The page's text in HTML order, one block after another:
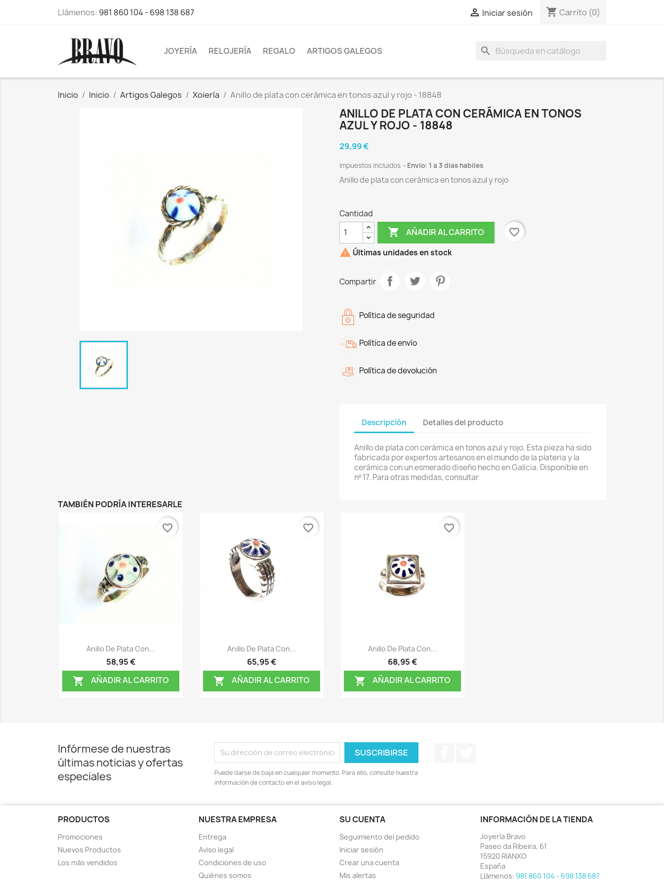
Llámenos: 981 860 104 - 698 138 687  Iniciar sesión shopping_cart Carrito (0)
JOYERÍA RELOJERÍA REGALO ARTIGOS GALEGOS search
Inicio Inicio Artigos Galegos Xoiería Anillo de plata con cerámica en tonos azul y rojo - 18848
ANILLO DE PLATA CON CERÁMICA EN TONOS
AZUL Y ROJO - 18848
29,99 €
Impuestos incluidos Envio: 1 a 3 dias habiles
Anillo de plata con cerámica en tonos azul y rojo
Cantidad
 AÑADIR AL CARRITO
favorite_border
 Últimas unidades en stock
Compartir
Política de seguridad
Política de envío
Política de devolución
Descripción Detalles del producto
Anillo de plata con cerámica en tonos azul y rojo. Esta pieza ha sido
fabricada por expertos artesanos en el mundo de la plateria y la
cerámica con un esmerado diseño hecho en Galicia. Disponible en
nº 17. Para otras medidas, consultar
TAMBIÉN PODRÍA INTERESARLE
Vista rápida
Anillo De Plata Con...
58,95 €
 AÑADIR AL CARRITO
favorite_border
Vista rápida
Anillo De Plata Con...
65,95 €
 AÑADIR AL CARRITO
favorite_border
Vista rápida
Anillo De Plata Con...
68,95 €
 AÑADIR AL CARRITO
favorite_border
Infórmese de nuestras
últimas noticias y ofertas
especiales
Puede darse de baja en cualquier momento. Para ello, consulte nuestra
información de contacto en el aviso legal.
PRODUCTOS
Promociones
Nuevos Productos
Los más vendidos
NUESTRA EMPRESA
Entrega
Aviso legal
Condiciones de uso
Quiénes somos
SU CUENTA
Seguimiento del pedido
Iniciar sesión
Crear una cuenta
Mis alertas
INFORMACIÓN DE LA TIENDA
Joyería Bravo
Paseo da Ribeira, 61
15920 RIANXO
España
Llámenos: 981 860 104 - 698 138 687